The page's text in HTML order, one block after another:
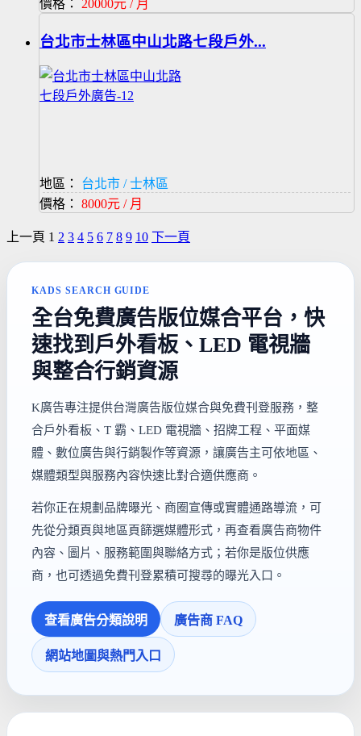
價格： 20000元 / 月
台北市士林區中山北路七段戶外...
地區：
台北市 / 士林區
價格： 8000元 / 月
上一頁 1 2 3 4 5 6 7 8 9 10 下一頁
KADS SEARCH GUIDE
全台免費廣告版位媒合平台，快
速找到戶外看板、LED 電視牆
與整合行銷資源
K廣告專注提供台灣廣告版位媒合與免費刊登服務，整
合戶外看板、T 霸、LED 電視牆、招牌工程、平面媒
體、數位廣告與行銷製作等資源，讓廣告主可依地區、
媒體類型與服務內容快速比對合適供應商。
若你正在規劃品牌曝光、商圈宣傳或實體通路導流，可
先從分類頁與地區頁篩選媒體形式，再查看廣告商物件
內容、圖片、服務範圍與聯絡方式；若你是版位供應
商，也可透過免費刊登累積可搜尋的曝光入口。
查看廣告分類說明 廣告商 FAQ
網站地圖與熱門入口